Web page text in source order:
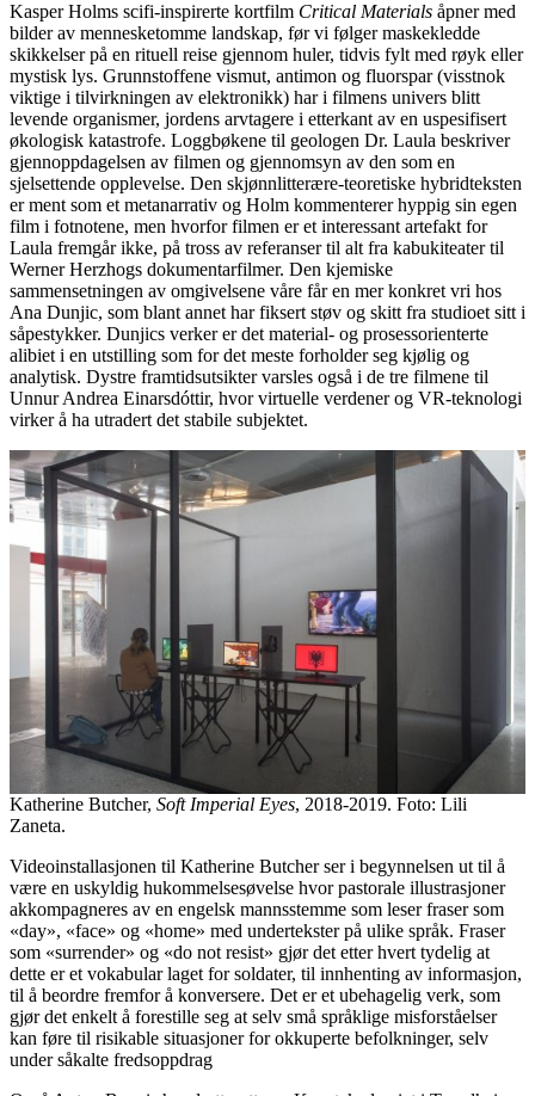
Kasper Holms scifi-inspirerte kortfilm Critical Materials åpner med
bilder av mennesketomme landskap, før vi følger maskekledde
skikkelser på en rituell reise gjennom huler, tidvis fylt med røyk eller
mystisk lys. Grunnstoffene vismut, antimon og fluorspar (visstnok
viktige i tilvirkningen av elektronikk) har i filmens univers blitt
levende organismer, jordens arvtagere i etterkant av en uspesifisert
økologisk katastrofe. Loggbøkene til geologen Dr. Laula beskriver
gjennoppdagelsen av filmen og gjennomsyn av den som en
sjelsettende opplevelse. Den skjønnlitterære-teoretiske hybridteksten
er ment som et metanarrativ og Holm kommenterer hyppig sin egen
film i fotnotene, men hvorfor filmen er et interessant artefakt for
Laula fremgår ikke, på tross av referanser til alt fra kabukiteater til
Werner Herzhogs dokumentarfilmer. Den kjemiske
sammensetningen av omgivelsene våre får en mer konkret vri hos
Ana Dunjic, som blant annet har fiksert støv og skitt fra studioet sitt i
såpestykker. Dunjics verker er det material- og prosessorienterte
alibiet i en utstilling som for det meste forholder seg kjølig og
analytisk. Dystre framtidsutsikter varsles også i de tre filmene til
Unnur Andrea Einarsdóttir, hvor virtuelle verdener og VR-teknologi
virker å ha utradert det stabile subjektet.
Katherine Butcher, Soft Imperial Eyes, 2018-2019. Foto: Lili
Zaneta.
Videoinstallasjonen til Katherine Butcher ser i begynnelsen ut til å
være en uskyldig hukommelsesøvelse hvor pastorale illustrasjoner
akkompagneres av en engelsk mannsstemme som leser fraser som
«day», «face» og «home» med undertekster på ulike språk. Fraser
som «surrender» og «do not resist» gjør det etter hvert tydelig at
dette er et vokabular laget for soldater, til innhenting av informasjon,
til å beordre fremfor å konversere. Det er et ubehagelig verk, som
gjør det enkelt å forestille seg at selv små språklige misforståelser
kan føre til risikable situasjoner for okkuperte befolkninger, selv
under såkalte fredsoppdrag